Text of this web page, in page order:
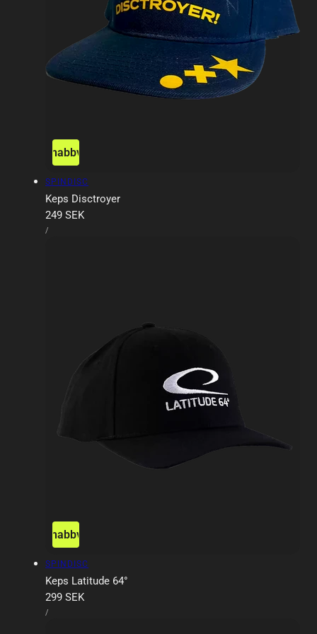
Snabbvy
Försäljare:
SPINDISC
Keps Disctroyer
Ordinarie
pris
249 SEK
ENHETSPRIS
/
Snabbvy
Försäljare:
SPINDISC
Keps Latitude 64°
Ordinarie
pris
299 SEK
ENHETSPRIS
/